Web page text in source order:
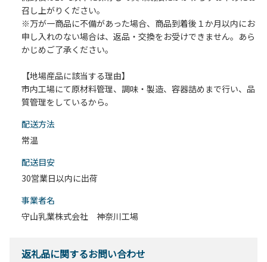
召し上がりください。
※万が一商品に不備があった場合、商品到着後１か月以内にお
申し入れのない場合は、返品・交換をお受けできません。あら
かじめご了承ください。
【地場産品に該当する理由】
市内工場にて原材料管理、調味・製造、容器詰めまで行い、品
質管理をしているから。
配送⽅法
常温
配送目安
30営業日以内に出荷
事業者名
守山乳業株式会社 神奈川工場
返礼品に関するお問い合わせ